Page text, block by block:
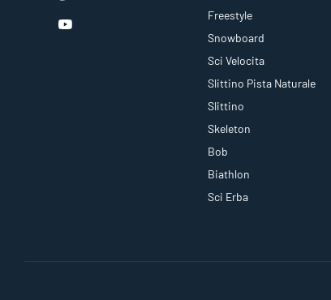
Freestyle
Snowboard
Sci Velocita
Slittino Pista Naturale
Slittino
Skeleton
Bob
Biathlon
Sci Erba